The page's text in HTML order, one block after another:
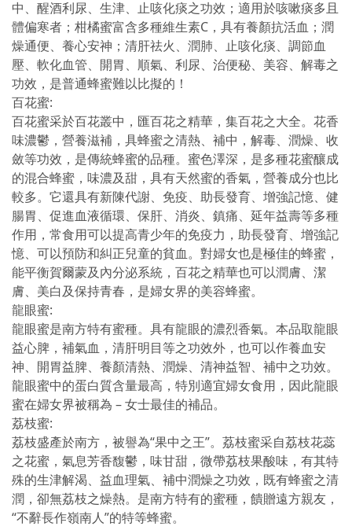
中、醒酒利尿、生津、止咳化痰之功效；適用於咳嗽痰多且
體偏寒者；柑橘蜜富含多種維生素C，具有養顏抗活血；潤
燥通便、養心安神；清肝祛火、潤肺、止咳化痰、調節血
壓、軟化血管、開胃、順氣、利尿、治便秘、美容、解毒之
功效，是普通蜂蜜難以比擬的！
百花蜜:
百花蜜采於百花叢中，匯百花之精華，集百花之大全。花香
味濃鬱，營養滋補，具蜂蜜之清熱、補中，解毒、潤燥、收
斂等功效，是傳統蜂蜜的品種。蜜色澤深，是多種花蜜釀成
的混合蜂蜜，味濃及甜，具有天然蜜的香氣，營養成分也比
較多。它還具有新陳代謝、免疫、助長發育、增強記憶、健
腸胃、促進血液循環、保肝、消炎、鎮痛、延年益壽等多種
作用，常食用可以提高青少年的免疫力，助長發育、增強記
憶、可以預防和糾正兒童的貧血。對婦女也是極佳的蜂蜜，
能平衡賀爾蒙及內分泌系統，百花之精華也可以潤膚、潔
膚、美白及保持青春，是婦女界的美容蜂蜜。
龍眼蜜:
龍眼蜜是南方特有蜜種。具有龍眼的濃烈香氣。本品取龍眼
益心脾，補氣血，清肝明目等之功效外，也可以作養血安
神、開胃益脾、養顏清熱、潤燥、清神益智、補中之功效。
龍眼蜜中的蛋白質含量最高，特別適宜婦女食用，因此龍眼
蜜在婦女界被稱為 – 女士最佳的補品。
荔枝蜜:
荔枝盛產於南方，被譽為“果中之王”。荔枝蜜采自荔枝花蕊
之花蜜，氣息芳香馥鬱，味甘甜，微帶荔枝果酸味，有其特
殊的生津解渴、益血理氣、補中潤燥之功效，既有蜂蜜之清
潤，卻無荔枝之燥熱。是南方特有的蜜種，饋贈遠方親友，
“不辭長作嶺南人”的特等蜂蜜。